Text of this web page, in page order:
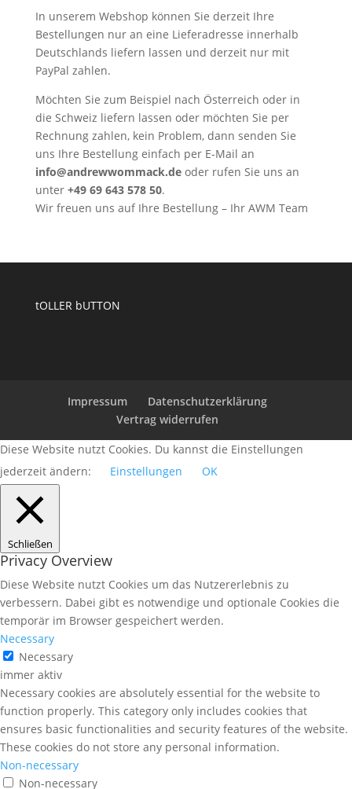
In unserem Webshop können Sie derzeit Ihre
Bestellungen nur an eine Lieferadresse innerhalb
Deutschlands liefern lassen und derzeit nur mit
PayPal zahlen.
Möchten Sie zum Beispiel nach Österreich oder in
die Schweiz liefern lassen oder möchten Sie per
Rechnung zahlen, kein Problem, dann senden Sie
uns Ihre Bestellung einfach per E-Mail an
info@andrewwommack.deoder rufen Sie uns an
unter +49 69 643 578 50.
Wir freuen uns auf Ihre Bestellung – Ihr AWM Team
tOLLER bUTTON
Impressum
Datenschutzerklärung
Vertrag widerrufen
Diese Website nutzt Cookies. Du kannst die Einstellungen
jederzeit ändern:
Einstellungen OK
Schließen
Privacy Overview
Diese Website nutzt Cookies um das Nutzererlebnis zu
verbessern. Dabei gibt es notwendige und optionale Cookies die
temporär im Browser gespeichert werden.
Necessary
Necessary
immer aktiv
Necessary cookies are absolutely essential for the website to
function properly. This category only includes cookies that
ensures basic functionalities and security features of the website.
These cookies do not store any personal information.
Non-necessary
Non-necessary